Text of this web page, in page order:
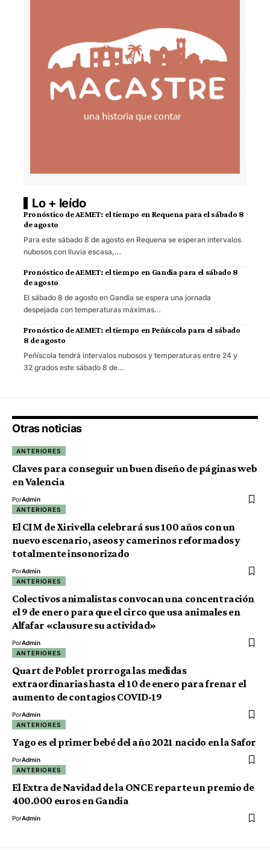
Lo + leído
Pronóstico de AEMET: el tiempo en Requena para el sábado 8
de agosto
Para este sábado 8 de agosto en Requena se esperan intervalos
nubosos con lluvia escasa,…
Pronóstico de AEMET: el tiempo en Gandia para el sábado 8
de agosto
El sábado 8 de agosto en Gandia se espera una jornada
despejada con temperaturas máximas…
Pronóstico de AEMET: el tiempo en Peñíscola para el sábado
8 de agosto
Peñíscola tendrá intervalos nubosos y temperaturas entre 24 y
32 grados este sábado 8 de…
Otras noticias
ANTERIORES
Claves para conseguir un buen diseño de páginas web
en Valencia
PorAdmin
ANTERIORES
El CIM de Xirivella celebrará sus 100 años con un
nuevo escenario, aseos y camerinos reformados y
totalmente insonorizado
PorAdmin
ANTERIORES
Colectivos animalistas convocan una concentración
el 9 de enero para que el circo que usa animales en
Alfafar «clausure su actividad»
PorAdmin
ANTERIORES
Quart de Poblet prorroga las medidas
extraordinarias hasta el 10 de enero para frenar el
aumento de contagios COVID-19
PorAdmin
ANTERIORES
Yago es el primer bebé del año 2021 nacido en la Safor
PorAdmin
ANTERIORES
El Extra de Navidad de la ONCE reparte un premio de
400.000 euros en Gandia
PorAdmin